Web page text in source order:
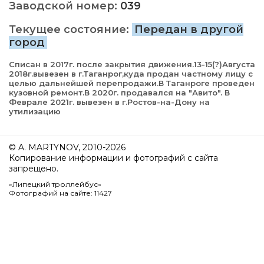
Заводской номер: 039
Текущее состояние: Передан в другой
город
Списан в 2017г. после закрытия движения.13-15(?)Августа
2018г.вывезен в г.Таганрог,куда продан частному лицу с
целью дальнейшей перепродажи.В Таганроге проведен
кузовной ремонт.В 2020г. продавался на "Авито". В
Феврале 2021г. вывезен в г.Ростов-на-Дону на
утилизацию
© A. MARTYNOV, 2010-2026
Копирование информации и фотографий с сайта
запрещено.
«Липецкий троллейбус»
Фотографий на сайте: 11427